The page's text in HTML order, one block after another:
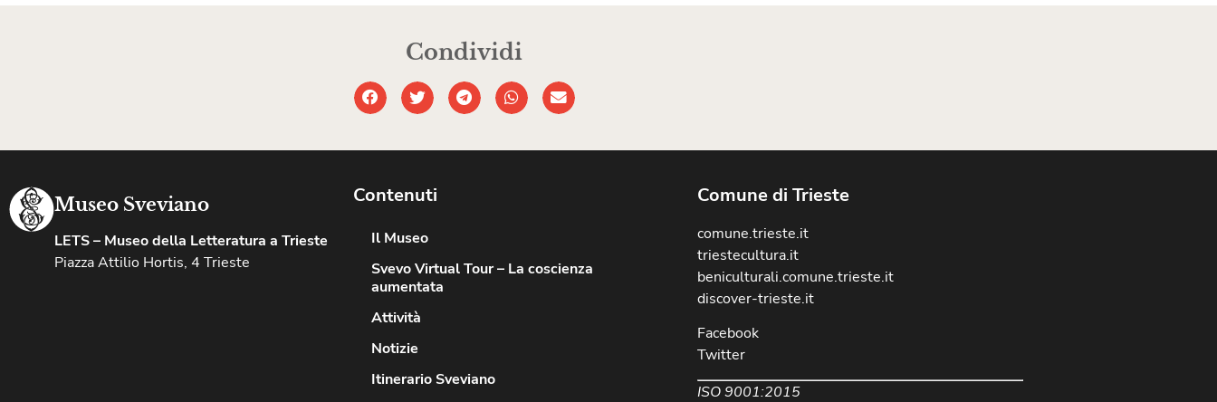
Condividi
Museo Sveviano
LETS – Museo della Letteratura a Trieste
Piazza Attilio Hortis, 4 Trieste
Contenuti
Il Museo
Svevo Virtual Tour – La coscienza
aumentata
Attività
Notizie
Itinerario Sveviano
Comune di Trieste
comune.trieste.it
triestecultura.it
beniculturali.comune.trieste.it
discover-trieste.it
Facebook
Twitter
ISO 9001:2015